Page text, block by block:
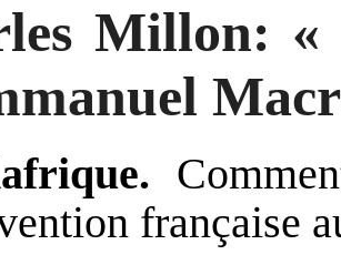
Millon: «
française